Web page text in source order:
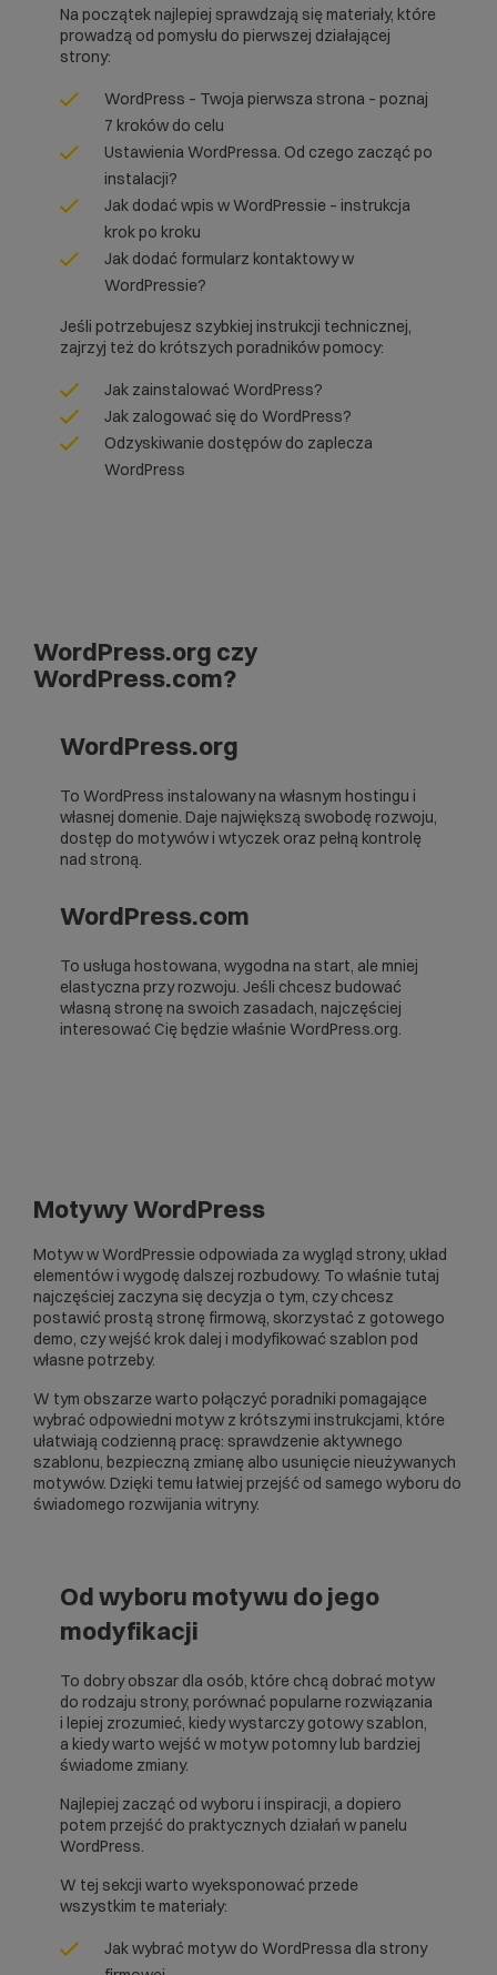
Na początek najlepiej sprawdzają się materiały, które
prowadzą od pomysłu do pierwszej działającej
strony:
WordPress – Twoja pierwsza strona – poznaj
7 kroków do celu
Ustawienia WordPressa. Od czego zacząć po
instalacji?
Jak dodać wpis w WordPressie – instrukcja
krok po kroku
Jak dodać formularz kontaktowy w
WordPressie?
Jeśli potrzebujesz szybkiej instrukcji technicznej,
zajrzyj też do krótszych poradników pomocy:
Jak zainstalować WordPress?
Jak zalogować się do WordPress?
Odzyskiwanie dostępów do zaplecza
WordPress
WordPress.org czy
WordPress.com?
WordPress.org
To WordPress instalowany na własnym hostingu i
własnej domenie. Daje największą swobodę rozwoju,
dostęp do motywów i wtyczek oraz pełną kontrolę
nad stroną.
WordPress.com
To usługa hostowana, wygodna na start, ale mniej
elastyczna przy rozwoju. Jeśli chcesz budować
własną stronę na swoich zasadach, najczęściej
interesować Cię będzie właśnie WordPress.org.
Motywy WordPress
Motyw w WordPressie odpowiada za wygląd strony, układ
elementów i wygodę dalszej rozbudowy. To właśnie tutaj
najczęściej zaczyna się decyzja o tym, czy chcesz
postawić prostą stronę firmową, skorzystać z gotowego
demo, czy wejść krok dalej i modyfikować szablon pod
własne potrzeby.
W tym obszarze warto połączyć poradniki pomagające
wybrać odpowiedni motyw z krótszymi instrukcjami, które
ułatwiają codzienną pracę: sprawdzenie aktywnego
szablonu, bezpieczną zmianę albo usunięcie nieużywanych
motywów. Dzięki temu łatwiej przejść od samego wyboru do
świadomego rozwijania witryny.
Od wyboru motywu do jego
modyfikacji
To dobry obszar dla osób, które chcą dobrać motyw
do rodzaju strony, porównać popularne rozwiązania
i lepiej zrozumieć, kiedy wystarczy gotowy szablon,
a kiedy warto wejść w motyw potomny lub bardziej
świadome zmiany.
Najlepiej zacząć od wyboru i inspiracji, a dopiero
potem przejść do praktycznych działań w panelu
WordPress.
W tej sekcji warto wyeksponować przede
wszystkim te materiały:
Jak wybrać motyw do WordPressa dla strony